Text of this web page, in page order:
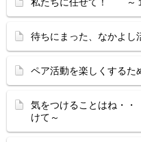
待ちにまった、なかよ
ペア活動を楽しくする
気をつけることはね
けて～